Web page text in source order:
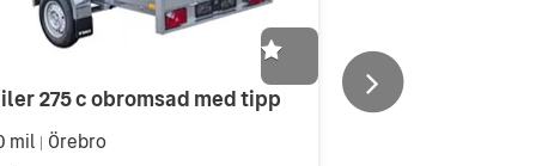
275 c obromsad med tipp
mil Örebro